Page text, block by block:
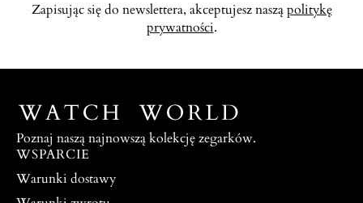
Zapisując się do newslettera, akceptujesz nasząpolitykę
prywatności.
Poznaj naszą najnowszą kolekcję zegarków.
WSPARCIE
Warunki dostawy